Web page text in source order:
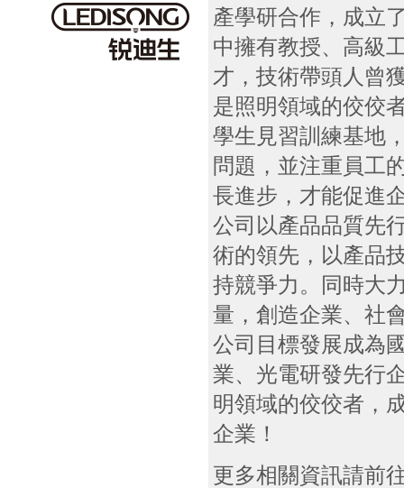
產學研合作，成立
中擁有教授、高級
才，技術帶頭人曾
是照明領域的佼佼
學生見習訓練基地
問題，並注重員工
長進步，才能促進
公司以產品品質先
術的領先，以產品
持競爭力。同時大
量，創造企業、社
公司目標發展成為
業、光電研發先行
明領域的佼佼者，
企業！
更多相關資訊請前